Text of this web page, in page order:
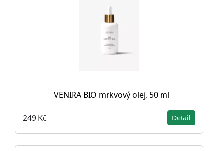
VENIRA BIO mrkvový olej, 50 ml
249 Kč Detail